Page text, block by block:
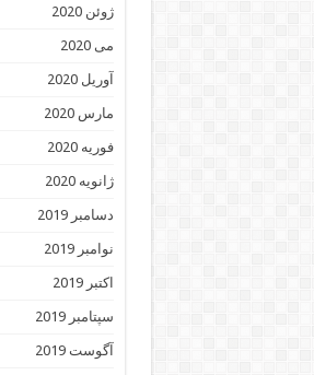
ژوئن 2020
می 2020
آوریل 2020
مارس 2020
فوریه 2020
ژانویه 2020
دسامبر 2019
نوامبر 2019
اکتبر 2019
سپتامبر 2019
آگوست 2019